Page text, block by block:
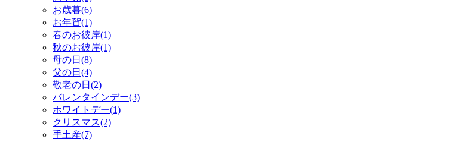
お歳暮(6)
お年賀(1)
春のお彼岸(1)
秋のお彼岸(1)
母の日(8)
父の日(4)
敬老の日(2)
バレンタインデー(3)
ホワイトデー(1)
クリスマス(2)
手土産(7)